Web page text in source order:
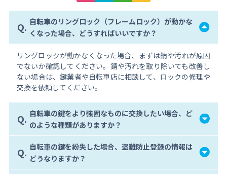
Q. 自転車のリングロック（フレームロック）が動かな
くなった場合、どうすればいいですか？
リングロックが動かなくなった場合、まずは錆や汚れが原因
でないか確認してください。錆や汚れを取り除いても改善し
ない場合は、鍵業者や自転車店に相談して、ロックの修理や
交換を依頼してください。
Q. 自転車の鍵をより強固なものに交換したい場合、ど
のような種類がありますか？
Q. 自転車の鍵を紛失した場合、盗難防止登録の情報は
どうなりますか？